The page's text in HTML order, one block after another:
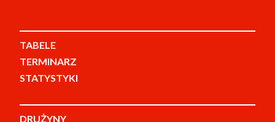
TABELE
TERMINARZ
STATYSTYKI
DRUŻYNY